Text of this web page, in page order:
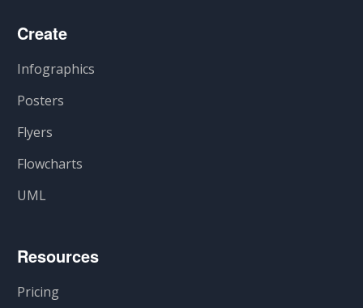
Create
Infographics
Posters
Flyers
Flowcharts
UML
Resources
Pricing